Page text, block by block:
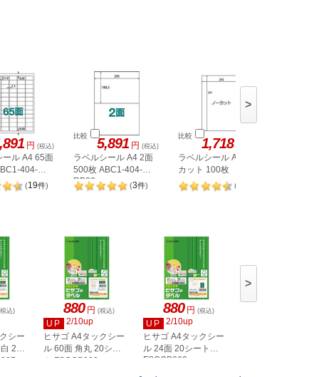
円 (税込)
ール A4 65面
404-
(19件)
比較 5,891 円 (税込)
ラベルシール A4 2面
500枚 ABC1-404-
RB08
(3件)
比較 1,718
ラベルシール A4 ノー
カット 100枚
(
>
込)
シー
20
880 円 (税込)
UP
2/10up
ヒサゴ A4タックシー
ル 60面 角丸 20シー
ト FSCOP902
880 円 (税込)
UP
2/10up
ヒサゴ A4タックシー
ル 24面 20シート
FSCOP863
>